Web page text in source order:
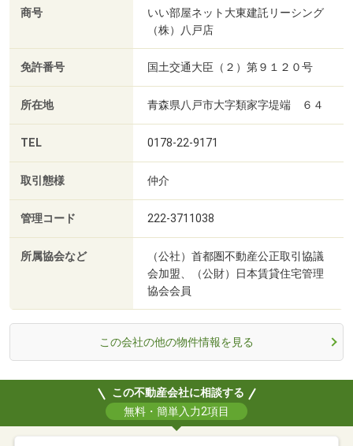
商号
いい部屋ネット大東建託リーシング
（株）八戸店
免許番号 国土交通大臣（２）第９１２０号
所在地 青森県八戸市大字類家字堤端 ６４
TEL 0178-22-9171
取引態様 仲介
管理コード 222-3711038
所属協会など
（公社）首都圏不動産公正取引協議
会加盟、（公財）日本賃貸住宅管理
協会会員
この会社の他の物件情報を見る
この不動産会社に相談する
無料・簡単入力2項目